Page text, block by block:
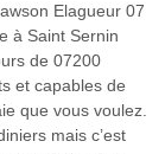
Elagueur 07
à Saint Sernin
de 07200
et capables de
que vous voulez.
mais c’est